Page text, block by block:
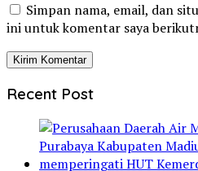
Simpan nama, email, dan
ini untuk komentar saya
Recent Post